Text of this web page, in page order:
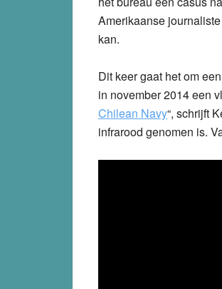
Amerikaanse
kan.
Dit keer gaat het om
in november 2014 een
Chilean Navy“, schrijft
infrarood genomen is.